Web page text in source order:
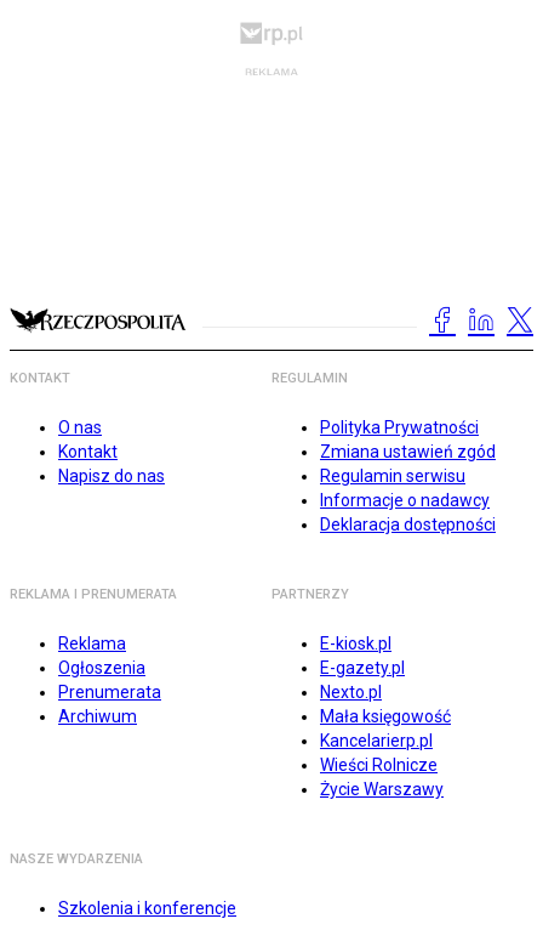
KONTAKT
O nas
Kontakt
Napisz do nas
REGULAMIN
Polityka Prywatności
Zmiana ustawień zgód
Regulamin serwisu
Informacje o nadawcy
Deklaracja dostępności
REKLAMA I PRENUMERATA
Reklama
Ogłoszenia
Prenumerata
Archiwum
PARTNERZY
E-kiosk.pl
E-gazety.pl
Nexto.pl
Mała księgowość
Kancelarierp.pl
Wieści Rolnicze
Życie Warszawy
NASZE WYDARZENIA
Szkolenia i konferencje